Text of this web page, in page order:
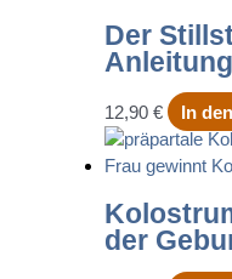
Der
12,90€ In
der